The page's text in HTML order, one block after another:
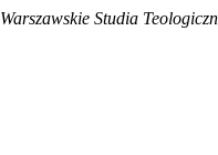
Warszawskie Studia